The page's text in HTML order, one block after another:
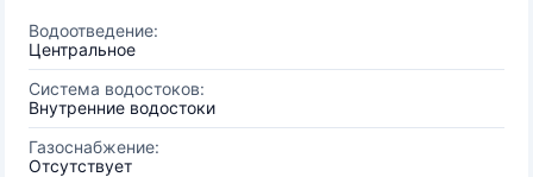
Водоотведение:
Центральное
Система водостоков:
Внутренние водостоки
Газоснабжение:
Отсутствует